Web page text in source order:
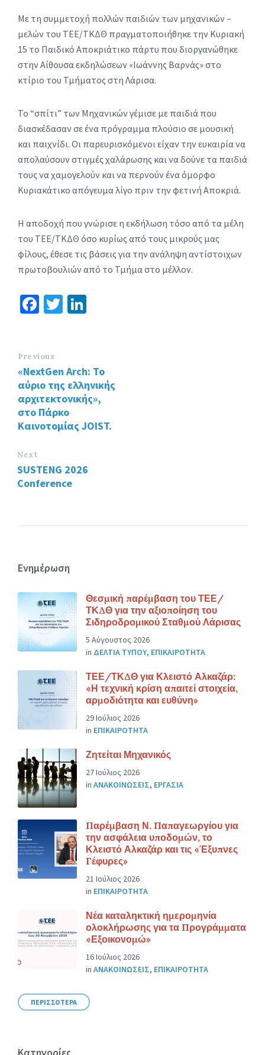
Με τη συμμετοχή πολλών παιδιών των μηχανικών –
μελών του ΤΕΕ/ΤΚΔΘ πραγματοποιήθηκε την Κυριακή
15 το Παιδικό Αποκριάτικο πάρτυ που διοργανώθηκε
στην Αίθουσα εκδηλώσεων «Ιωάννης Βαρνάς» στο
κτίριο του Τμήματος στη Λάρισα.
Το “σπίτι” των Μηχανικών γέμισε με παιδιά που
διασκέδασαν σε ένα πρόγραμμα πλούσιο σε μουσική
και παιχνίδι. Οι παρευρισκόμενοι είχαν την ευκαιρία να
απολαύσουν στιγμές χαλάρωσης και να δούνε τα παιδιά
τους να χαμογελούν και να περνούν ένα όμορφο
Κυριακάτικο απόγευμα λίγο πριν την φετινή Αποκριά.
Η αποδοχή που γνώρισε η εκδήλωση τόσο από τα μέλη
του ΤΕΕ/ΤΚΔΘ όσο κυρίως από τους μικρούς μας
φίλους, έθεσε τις βάσεις για την ανάληψη αντίστοιχων
πρωτοβουλιών από το Τμήμα στο μέλλον.
Fa
o
o
k
T
n
Previous
«NextGen Arch: Το
αύριο της ελληνικής
αρχιτεκτονικής»,
στο Πάρκο
Καινοτομίας JOIST.
Next
SUSTENG 2026
Conference
Ενημέρωση
Θεσμική παρέμβαση του ΤΕΕ/
ΤΚΔΘ για την αξιοποίηση του
Σιδηροδρομικού Σταθμού Λάρισας
5 Αύγουστος 2026
in ΔΕΛΤΙΑ ΤΥΠΟΥ, ΕΠΙΚΑΙΡΟΤΗΤΑ
ΤΕΕ/ΤΚΔΘ για Κλειστό Αλκαζάρ:
«Η τεχνική κρίση απαιτεί στοιχεία,
αρμοδιότητα και ευθύνη»
29 Ιούλιος 2026
in ΕΠΙΚΑΙΡΟΤΗΤΑ
Ζητείται Μηχανικός
27 Ιούλιος 2026
in ΑΝΑΚΟΙΝΩΣΕΙΣ, ΕΡΓΑΣΙΑ
Παρέμβαση Ν. Παπαγεωργίου για
την ασφάλεια υποδομών, το
Κλειστό Αλκαζάρ και τις «Έξυπνες
Γέφυρες»
21 Ιούλιος 2026
in ΕΠΙΚΑΙΡΟΤΗΤΑ
Νέα καταληκτική ημερομηνία
ολοκλήρωσης για τα Προγράμματα
«Εξοικονομώ»
16 Ιούλιος 2026
in ΑΝΑΚΟΙΝΩΣΕΙΣ, ΕΠΙΚΑΙΡΟΤΗΤΑ
ΠΕΡΙΣΣΟΤΕΡΑ